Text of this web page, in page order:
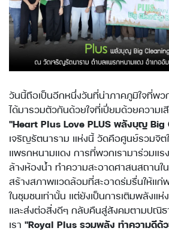
วันนี้ถือเป็นอีกหนึ่งวันที่น่าภาคภูมิใจที่พว
ได้มารวมตัวกันด้วยใจที่เปี่ยมด้วยความเ
"Heart Plus Love PLUS พลังบุญ Big
เจริญรัตนาราม แห่งนี้ วัดคือศูนย์รวมจิต
แพรกหนามแดง การที่พวกเรามาร่วมแ
ล้างห้องน้ำ ทำความสะอาดศาสนสถานใ
สร้างสภาพแวดล้อมที่สะอาดร่มรื่นให้แก่
ในชุมชนเท่านั้น แต่ยังเป็นการเติมพลังแ
และส่งต่อสิ่งดีๆ กลับคืนสู่สังคมตามปณิธ
เรา "Royal Plus รวมพลัง ทำความดีด้